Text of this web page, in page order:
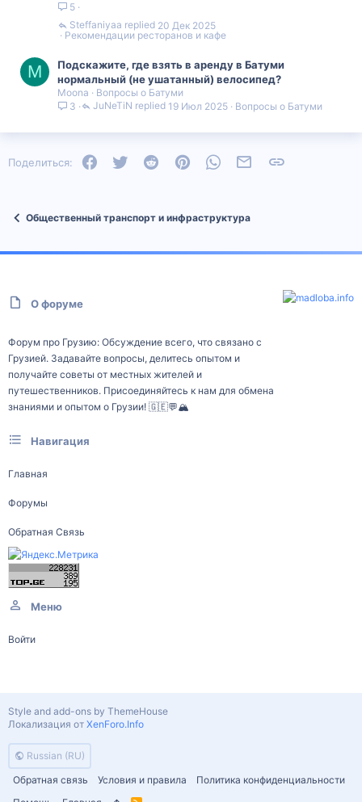
5
Рекомендации ресторанов и кафе
20 Дек 2025
Steffaniyaa
M
Подскажите, где взять в аренду в Батуми
нормальный (не ушатанный) велосипед?
Moona
Вопросы о Батуми
3
Вопросы о Батуми
19 Июл 2025
JuNeTiN
Поделиться: FacebookTwitter Reddit PinterestWhatsAppЭлектронная почта
Общественный транспорт и инфраструктура
О форуме
Форум про Грузию: Обсуждение всего, что связано с
Грузией. Задавайте вопросы, делитесь опытом и
получайте советы от местных жителей и
путешественников. Присоединяйтесь к нам для обмена
знаниями и опытом о Грузии! 🇬🇪💬🏔️
Навигация
Главная
Форумы
Обратная Связь
Меню
Войти
Russian (RU)
Обратная связь
Условия и правила
Политика конфиденциальности
Style and add-ons by ThemeHouse
Локализация от XenForo.Info